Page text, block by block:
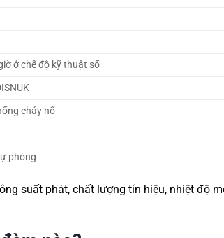
ở chế độ kỹ thuật số
cháy nổ
phòng
suất phát, chất lượng tín hiệu, nhiệt độ